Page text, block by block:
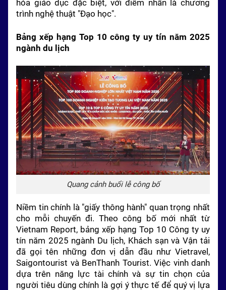
hóa giáo dục đặc biệt, với điểm nhấn là chương
trình nghệ thuật "Đạo học".
Bảng xếp hạng Top 10 công ty uy tín năm 2025
ngành du lịch
Quang cảnh buổi lễ công bố
Niềm tin chính là "giấy thông hành" quan trọng nhất
cho mỗi chuyến đi. Theo công bố mới nhất từ
Vietnam Report, bảng xếp hạng Top 10 Công ty uy
tín năm 2025 ngành Du lịch, Khách sạn và Vận tải
đã gọi tên những đơn vị dẫn đầu như Vietravel,
Saigontourist và BenThanh Tourist. Việc vinh danh
dựa trên năng lực tài chính và sự tin chọn của
người tiêu dùng chính là gợi ý thực tế để quý vị lựa